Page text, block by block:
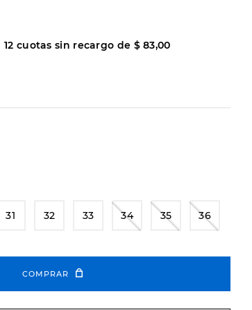
12 cuotas sin recargo de $ 83,00
31 32 33 34 35 36
COMPRAR